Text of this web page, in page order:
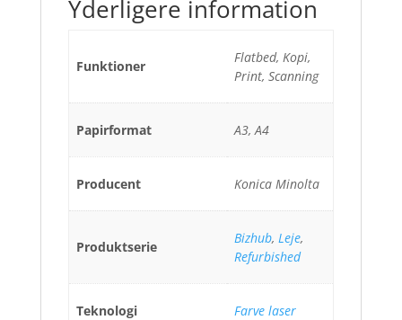
Yderligere information
Funktioner
Flatbed, Kopi,
Print, Scanning
Papirformat A3, A4
Producent Konica Minolta
Produktserie
Bizhub, Leje,
Refurbished
Teknologi Farve laser